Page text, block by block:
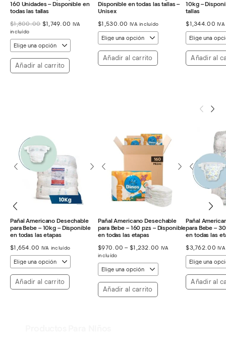
160 Unidades – Disponible en
todas las tallas
$1,800.00 El
original
era:
$1,800.00.
$1,749.00 El
actual
$1,749.00.
IVA
incluído
Añadir al carrito
Disponible en todas las tallas –
Unisex
$1,530.00 IVA incluído
Añadir al carrito
10kg –
tallas
$1,344.00
Añadir al
Pañal Americano Desechable
para Bebe – 10kg – Disponible
en todas las etapas
$1,654.00 IVA incluído
Añadir al carrito
Pañal Americano Desechable
para Bebe – 160 pzs – Disponible
en todas las etapas
$970.00 – $1,232.00 Rango
IVA
incluído
Añadir al carrito
Pañal
para Bebe –
en todas las
$3,762.00
Añadir al